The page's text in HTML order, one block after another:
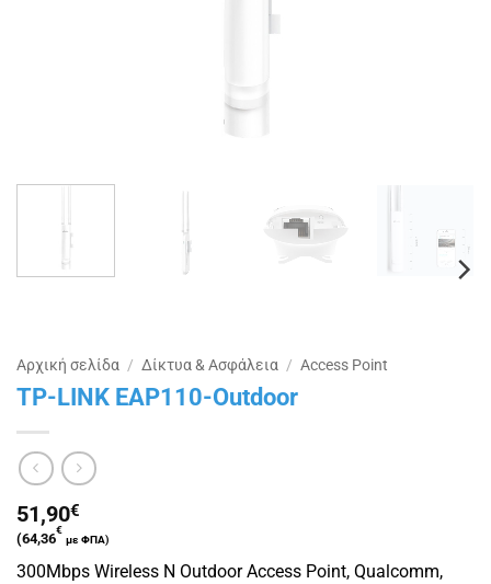
Αρχική σελίδα / Δίκτυα & Ασφάλεια / Access Point
TP-LINK EAP110-Outdoor
51,90€
(64,36
€
με ΦΠΑ)
300Mbps Wireless N Outdoor Access Point, Qualcomm,